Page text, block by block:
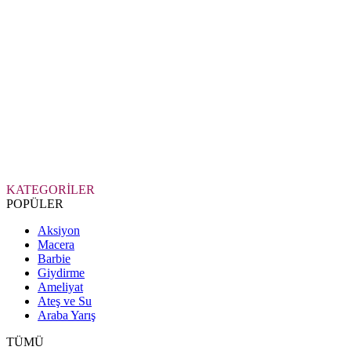
KATEGORİLER
POPÜLER
Aksiyon
Macera
Barbie
Giydirme
Ameliyat
Ateş ve Su
Araba Yarış
TÜMÜ